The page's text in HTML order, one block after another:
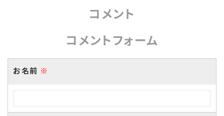
コメント
コメントフォーム
お名前 ※